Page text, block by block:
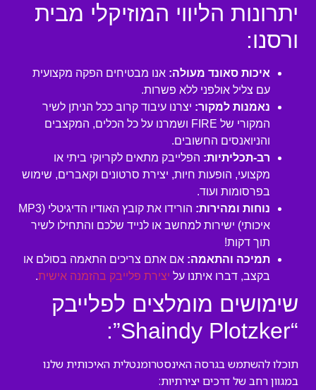
יתרונות הליווי המוזיקלי מבית
ורסנו:
איכות סאונד מעולה: אנו מבטיחים הפקה מקצועית
עם צליל אולפני ללא פשרות.
נאמנות למקור: יצרנו עיבוד קרוב ככל הניתן לשיר
המקורי של FIRE ושמרנו על כל הכלים, המקצבים
והניואנסים החשובים.
רב-תכליתיות: הפלייבק מתאים לקריוקי ביתי או
מקצועי, הופעות חיות, יצירת סרטונים וקאברים, שימוש
בפרסומות ועוד.
נוחות ומהירות:
הורידו את קובץ האודיו הדיגיטלי (MP3
איכותי) ישירות למחשב או לנייד שלכם והתחילו לשיר
תוך דקות!
תמיכה והתאמה: אם אתם צריכים התאמה בסולם או
בקצב, דברו איתנו על יצירת פלייבק בהזמנה אישית.
שימושים מומלצים לפלייבק
“Shaindy Plotzker”:
תוכלו להשתמש בגרסה האינסטרומנטלית האיכותית שלנו
במגוון רחב של דרכים יצירתיות: